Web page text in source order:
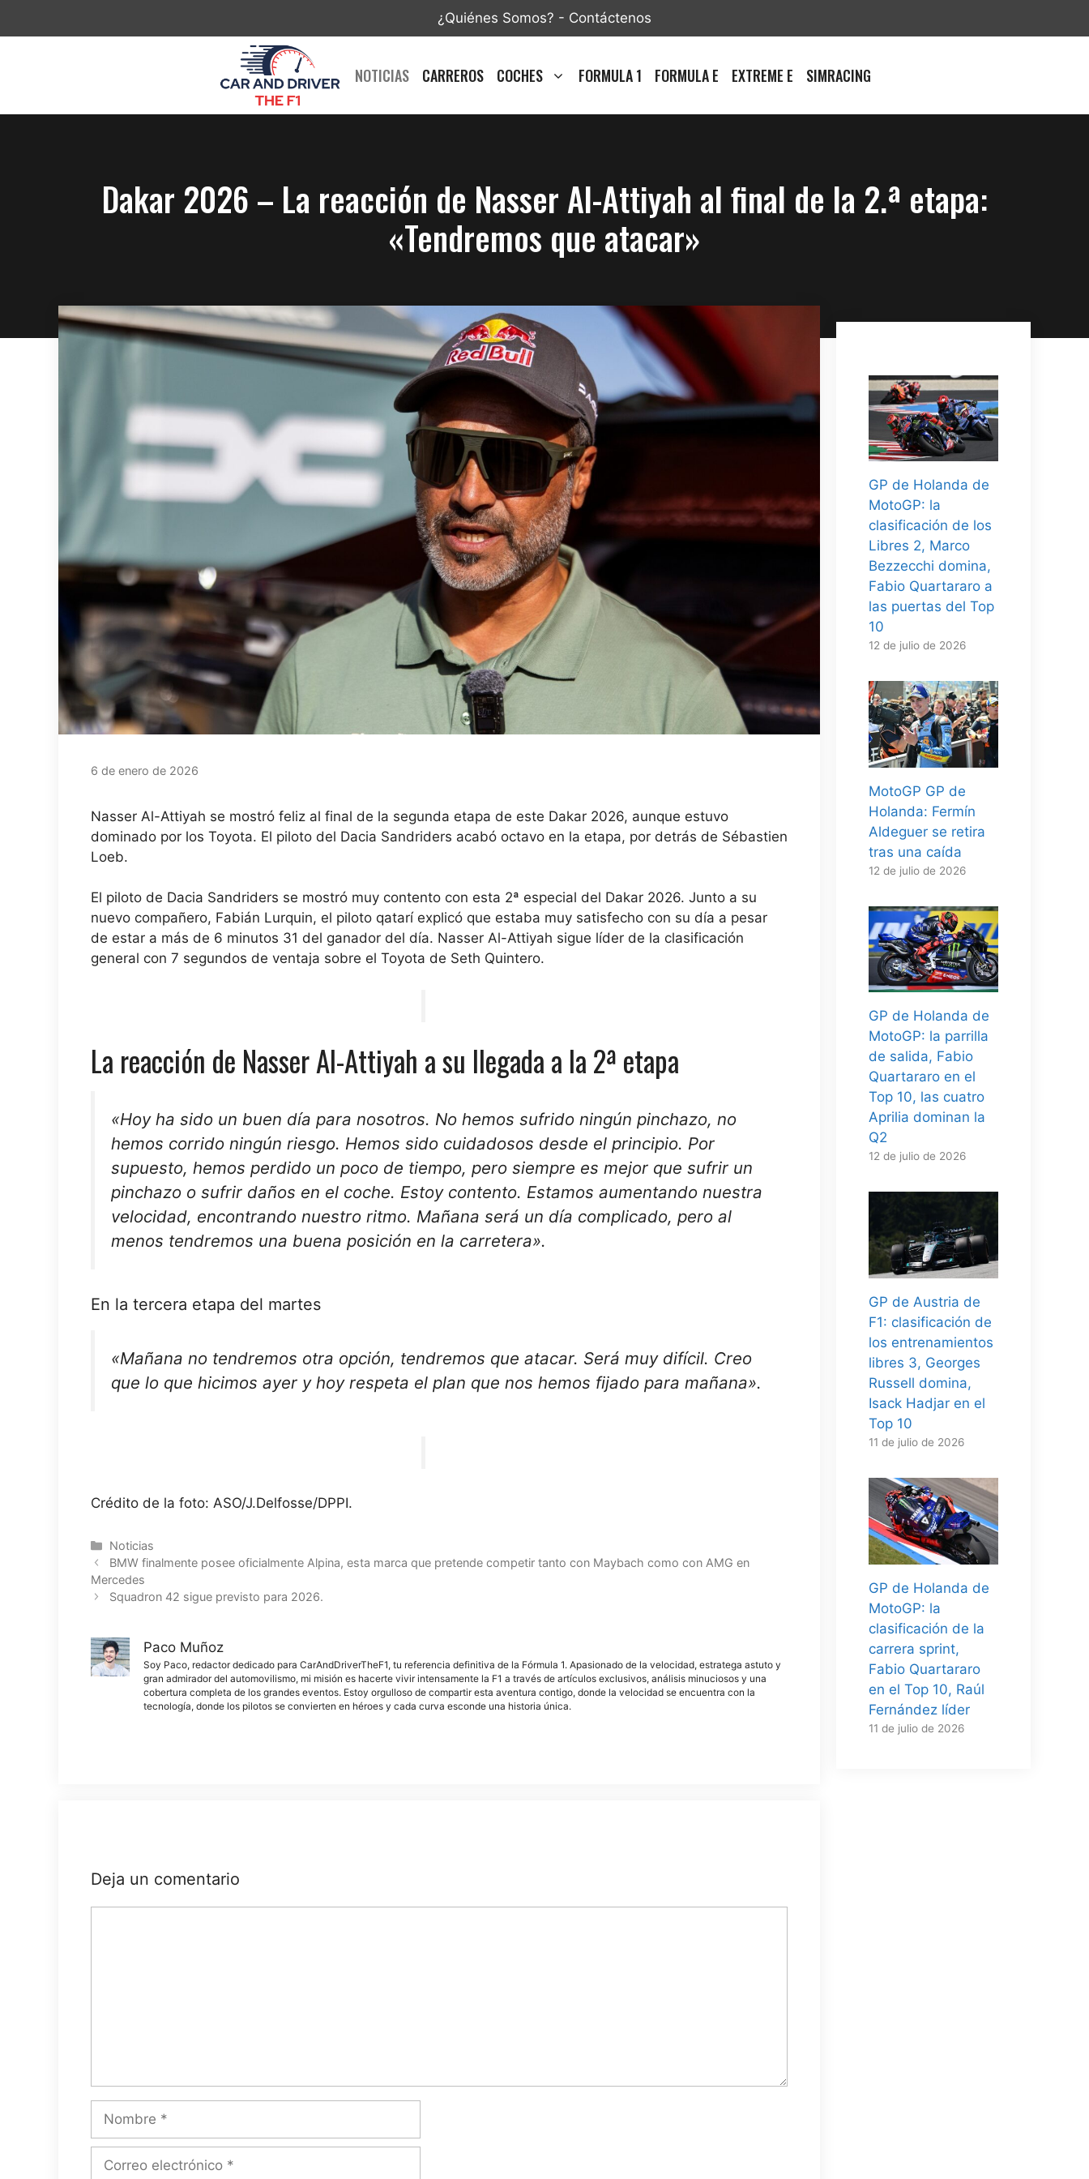
¿Quiénes Somos? - Contáctenos
NOTICIAS CARREROS COCHES FORMULA 1 FORMULA E EXTREME E SIMRACING
Dakar 2026 – La reacción de Nasser Al-Attiyah al final de la 2.ª etapa:
«Tendremos que atacar»
6 de enero de 2026
Nasser Al-Attiyah se mostró feliz al final de la segunda etapa de este Dakar 2026, aunque estuvo
dominado por los Toyota. El piloto del Dacia Sandriders acabó octavo en la etapa, por detrás de Sébastien
Loeb.
El piloto de Dacia Sandriders se mostró muy contento con esta 2ª especial del Dakar 2026. Junto a su
nuevo compañero, Fabián Lurquin, el piloto qatarí explicó que estaba muy satisfecho con su día a pesar
de estar a más de 6 minutos 31 del ganador del día. Nasser Al-Attiyah sigue líder de la clasificación
general con 7 segundos de ventaja sobre el Toyota de Seth Quintero.
La reacción de Nasser Al-Attiyah a su llegada a la 2ª etapa
«Hoy ha sido un buen día para nosotros. No hemos sufrido ningún pinchazo, no
hemos corrido ningún riesgo. Hemos sido cuidadosos desde el principio. Por
supuesto, hemos perdido un poco de tiempo, pero siempre es mejor que sufrir un
pinchazo o sufrir daños en el coche. Estoy contento. Estamos aumentando nuestra
velocidad, encontrando nuestro ritmo. Mañana será un día complicado, pero al
menos tendremos una buena posición en la carretera».
En la tercera etapa del martes
«Mañana no tendremos otra opción, tendremos que atacar. Será muy difícil. Creo
que lo que hicimos ayer y hoy respeta el plan que nos hemos fijado para mañana».
Crédito de la foto: ASO/J.Delfosse/DPPI.
Categorías
Noticias
BMW finalmente posee oficialmente Alpina, esta marca que pretende competir tanto con Maybach como con AMG en
Mercedes
Squadron 42 sigue previsto para 2026.
Paco Muñoz
Soy Paco, redactor dedicado para CarAndDriverTheF1, tu referencia definitiva de la Fórmula 1. Apasionado de la velocidad, estratega astuto y
gran admirador del automovilismo, mi misión es hacerte vivir intensamente la F1 a través de artículos exclusivos, análisis minuciosos y una
cobertura completa de los grandes eventos. Estoy orgulloso de compartir esta aventura contigo, donde la velocidad se encuentra con la
tecnología, donde los pilotos se convierten en héroes y cada curva esconde una historia única.
Deja un comentario
Nombre
Correo
GP de Holanda de
MotoGP: la
clasificación de los
Libres 2, Marco
Bezzecchi domina,
Fabio Quartararo a
las puertas del Top
10
12 de julio de 2026
MotoGP GP de
Holanda: Fermín
Aldeguer se retira
tras una caída
12 de julio de 2026
GP de Holanda de
MotoGP: la parrilla
de salida, Fabio
Quartararo en el
Top 10, las cuatro
Aprilia dominan la
Q2
12 de julio de 2026
GP de Austria de
F1: clasificación de
los entrenamientos
libres 3, Georges
Russell domina,
Isack Hadjar en el
Top 10
11 de julio de 2026
GP de Holanda de
MotoGP: la
clasificación de la
carrera sprint,
Fabio Quartararo
en el Top 10, Raúl
Fernández líder
11 de julio de 2026